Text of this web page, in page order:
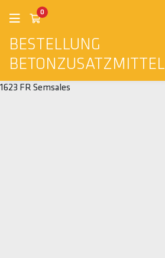
BESTELLUNG
BETONZUSATZMITTEL
0
1623 FR Semsales